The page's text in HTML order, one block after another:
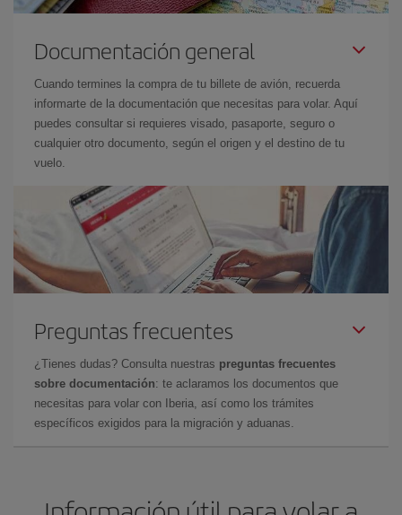
Documentación general
Cuando termines la compra de tu billete de avión, recuerda
informarte de la documentación que necesitas para volar. Aquí
puedes consultar si requieres visado, pasaporte, seguro o
cualquier otro documento, según el origen y el destino de tu
vuelo.
Preguntas frecuentes
¿Tienes dudas? Consulta nuestras preguntas frecuentes
sobre documentación: te aclaramos los documentos que
necesitas para volar con Iberia, así como los trámites
específicos exigidos para la migración y aduanas.